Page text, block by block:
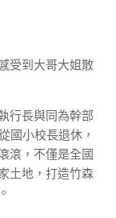
受到大哥大姐散
行長與同為幹部
國小校長退休，
滾，不僅是全國
土地，打造竹森